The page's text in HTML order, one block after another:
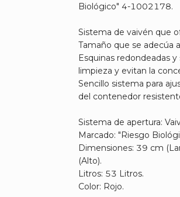
Biológico" 4-1002178.
Sistema de vaivén que
Tamaño que se adecúa
Esquinas redondeadas
limpieza y evitan la
Sencillo sistema para
del contenedor
Sistema de apertura:
Marcado: "Riesgo
Dimensiones: 39 cm
(Alto).
Litros: 53 Litros.
Color: Rojo.